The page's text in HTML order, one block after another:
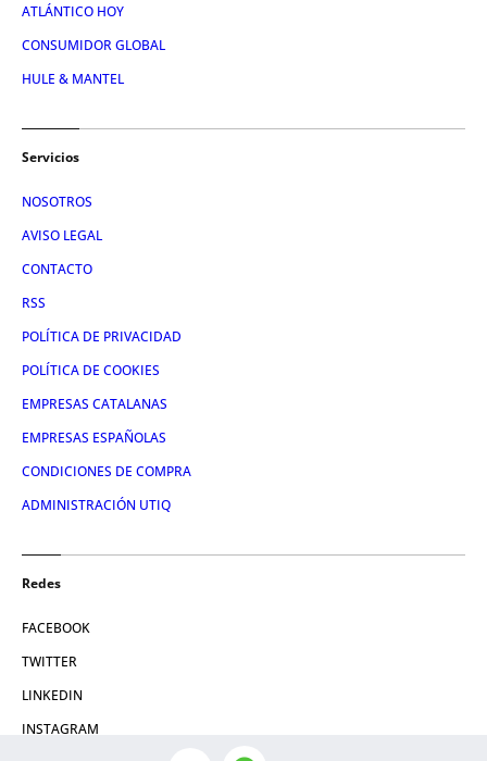
ATLÁNTICO HOY
CONSUMIDOR GLOBAL
HULE & MANTEL
Servicios
NOSOTROS
AVISO LEGAL
CONTACTO
RSS
POLÍTICA DE PRIVACIDAD
POLÍTICA DE COOKIES
EMPRESAS CATALANAS
EMPRESAS ESPAÑOLAS
CONDICIONES DE COMPRA
ADMINISTRACIÓN UTIQ
Redes
FACEBOOK
TWITTER
LINKEDIN
INSTAGRAM